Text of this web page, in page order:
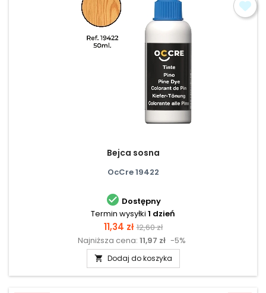
Bejca sosna
OcCre 19422
 Dostępny
Termin wysyłki 1 dzień
Cena
11,34 zł Cena
podstawowa
12,60 zł
Najniższa cena: 11,97 zł -5%
 Dodaj do koszyka